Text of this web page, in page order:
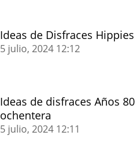
Ideas de Disfraces Hippies
5 julio, 2024 12:12
Ideas de disfraces Años
ochentera
5 julio, 2024 12:11